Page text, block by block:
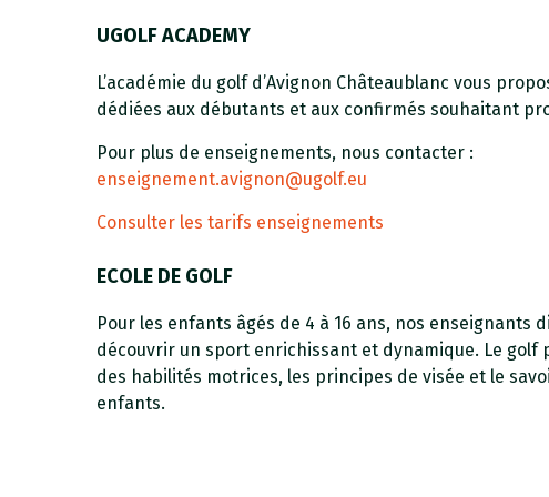
UGOLF ACADEMY
L’académie du golf d’Avignon Châteaublanc vous
dédiées aux débutants et aux confirmés souhaitant
Pour plus de enseignements, nous contacter :
enseignement.avignon@ugolf.eu
Consulter les tarifs enseignements
ECOLE DE GOLF
Pour les enfants âgés de 4 à 16 ans, nos enseignants
découvrir un sport enrichissant et dynamique. Le golf
des habilités motrices, les principes de visée et le
enfants.